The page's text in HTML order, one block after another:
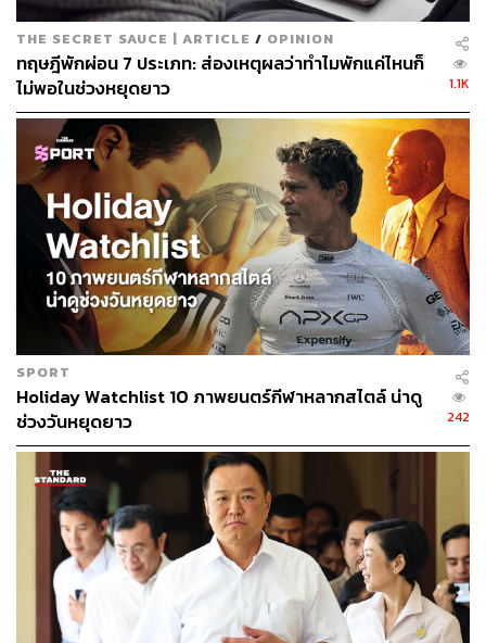
THE SECRET SAUCE | ARTICLE / OPINION
ทฤษฎีพักผ่อน 7 ประเภท: ส่องเหตุผลว่าทำไมพักแค่ไหนก็
ไม่พอในช่วงหยุดยาว
1.1K
SPORT
Holiday Watchlist 10 ภาพยนตร์กีฬาหลากสไตล์ น่าดู
ช่วงวันหยุดยาว
242